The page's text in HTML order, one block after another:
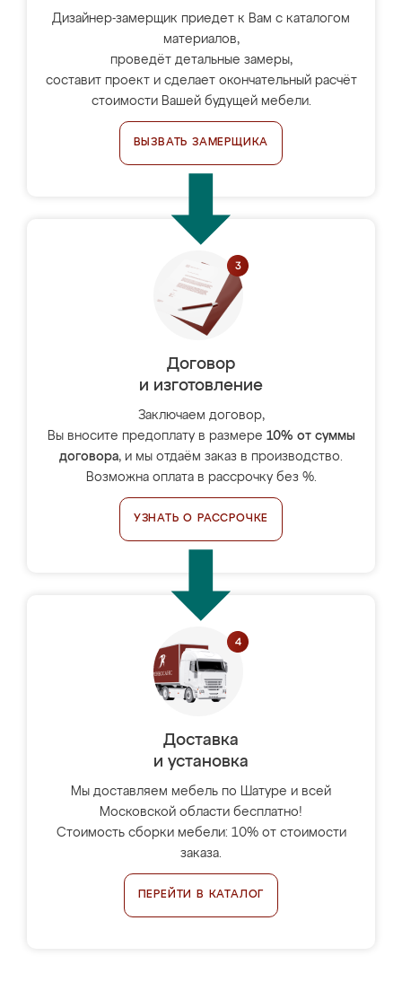
Дизайнер-замерщик приедет к Вам с каталогом
материалов,
проведёт детальные замеры,
составит проект и сделает окончательный расчёт
стоимости Вашей будущей мебели.
ВЫЗВАТЬ ЗАМЕРЩИКА
Договор
и изготовление
Заключаем договор,
Вы вносите предоплату в размере 10% от суммы
договора, и мы отдаём заказ в производство.
Возможна оплата в рассрочку без %.
УЗНАТЬ О РАССРОЧКЕ
Доставка
и установка
Мы доставляем мебель по Шатуре и всей
Московской области бесплатно!
Стоимость сборки мебели: 10% от стоимости
заказа.
ПЕРЕЙТИ В КАТАЛОГ